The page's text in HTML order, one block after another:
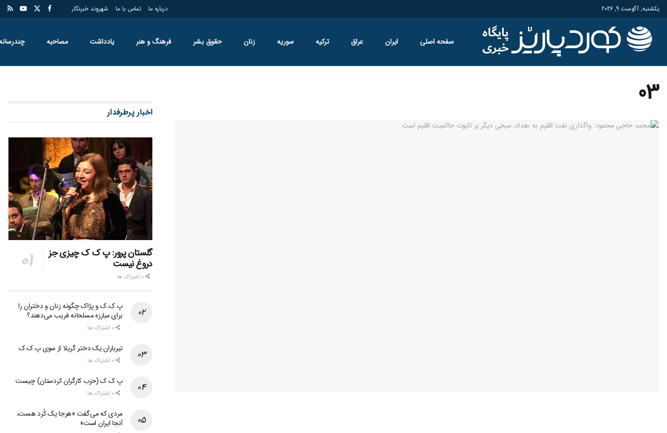
یکشنبه, آگوست 9, 2026 درباره ما تماس با ما شهروند خبرنگار
صفحه اصلی ایران عراق ترکیه سوریه زنان حقوق بشر فرهنگ و هنر یادداشت مصاحبه
03
اخبار پرطرفدار
گلستان پرور: پ ک ک چیزی جز
دروغ نیست
پ.ک.ک و پژاک چگونه زنان و دختران را
برای مبارزه مسلحانه فریب می‌دهند؟
تیرباران یک دختر گریلا از سوی پ.ک.ک
پ ک ک (حزب کارگران کردستان) چیست
مردی که می‌گفت «هرجا یک کُرد هست،
آنجا ایران است»